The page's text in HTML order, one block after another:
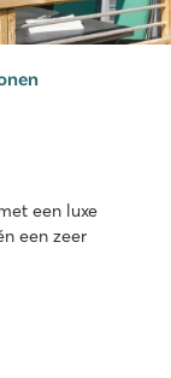
een luxe
een zeer